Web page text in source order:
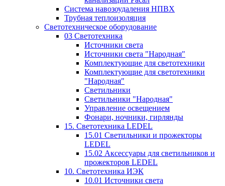
Система навозоудаления НПВХ
Трубная теплоизоляция
Светотехническое оборудование
03 Светотехника
Источники света
Источники света "Народная"
Комплектующие для светотехники
Комплектующие для светотехники
"Народная"
Светильники
Светильники "Народная"
Управление освещением
Фонари, ночники, гирлянды
15. Светотехника LEDEL
15.01 Светильники и прожекторы
LEDEL
15.02 Аксессуары для светильников и
прожекторов LEDEL
10. Светотехника ИЭК
10.01 Источники света